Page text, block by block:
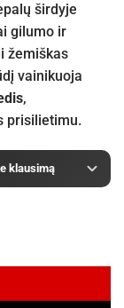
širdyje
gilumo ir
žemiškas
vainikuoja
,
prisilietimu.
klausimą
30 ml